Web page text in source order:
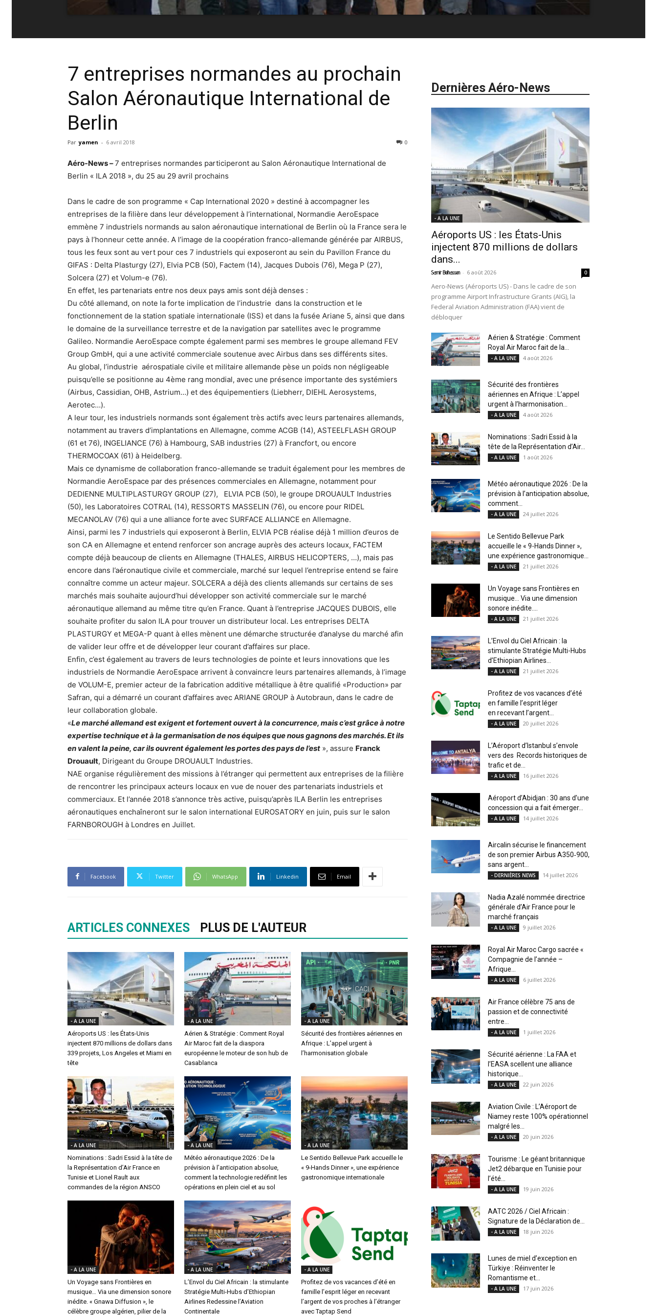
7 entreprises normandes au prochain
Salon Aéronautique International de
Berlin
Par yamen - 6 avril 2018 0
Aéro-News –7 entreprises normandes participeront au Salon Aéronautique International de
Berlin « ILA 2018 », du 25 au 29 avril prochains
Dans le cadre de son programme « Cap International 2020 » destiné à accompagner les
entreprises de la filière dans leur développement à l’international, Normandie AeroEspace
emmène 7 industriels normands au salon aéronautique international de Berlin où la France sera le
pays à l’honneur cette année. A l’image de la coopération franco-allemande générée par AIRBUS,
tous les feux sont au vert pour ces 7 industriels qui exposeront au sein du Pavillon France du
GIFAS : Delta Plasturgy (27), Elvia PCB (50), Factem (14), Jacques Dubois (76), Mega P (27),
Solcera (27) et Volum-e (76).
En effet, les partenariats entre nos deux pays amis sont déjà denses :
Du côté allemand, on note la forte implication de l’industrie dans la construction et le
fonctionnement de la station spatiale internationale (ISS) et dans la fusée Ariane 5, ainsi que dans
le domaine de la surveillance terrestre et de la navigation par satellites avec le programme
Galileo. Normandie AeroEspace compte également parmi ses membres le groupe allemand FEV
Group GmbH, qui a une activité commerciale soutenue avec Airbus dans ses différents sites.
Au global, l’industrie aérospatiale civile et militaire allemande pèse un poids non négligeable
puisqu’elle se positionne au 4ème rang mondial, avec une présence importante des systémiers
(Airbus, Cassidian, OHB, Astrium…) et des équipementiers (Liebherr, DIEHL Aerosystems,
Aerotec…).
A leur tour, les industriels normands sont également très actifs avec leurs partenaires allemands,
notamment au travers d’implantations en Allemagne, comme ACGB (14), ASTEELFLASH GROUP
(61 et 76), INGELIANCE (76) à Hambourg, SAB industries (27) à Francfort, ou encore
THERMOCOAX (61) à Heidelberg.
Mais ce dynamisme de collaboration franco-allemande se traduit également pour les membres de
Normandie AeroEspace par des présences commerciales en Allemagne, notamment pour
DEDIENNE MULTIPLASTURGY GROUP (27), ELVIA PCB (50), le groupe DROUAULT Industries
(50), les Laboratoires COTRAL (14), RESSORTS MASSELIN (76), ou encore pour RIDEL
MECANOLAV (76) qui a une alliance forte avec SURFACE ALLIANCE en Allemagne.
Ainsi, parmi les 7 industriels qui exposeront à Berlin, ELVIA PCB réalise déjà 1 million d’euros de
son CA en Allemagne et entend renforcer son ancrage auprès des acteurs locaux, FACTEM
compte déjà beaucoup de clients en Allemagne (THALES, AIRBUS HELICOPTERS, …), mais pas
encore dans l’aéronautique civile et commerciale, marché sur lequel l’entreprise entend se faire
connaître comme un acteur majeur. SOLCERA a déjà des clients allemands sur certains de ses
marchés mais souhaite aujourd’hui développer son activité commerciale sur le marché
aéronautique allemand au même titre qu’en France. Quant à l’entreprise JACQUES DUBOIS, elle
souhaite profiter du salon ILA pour trouver un distributeur local. Les entreprises DELTA
PLASTURGY et MEGA-P quant à elles mènent une démarche structurée d’analyse du marché afin
de valider leur offre et de développer leur courant d’affaires sur place.
Enfin, c’est également au travers de leurs technologies de pointe et leurs innovations que les
industriels de Normandie AeroEspace arrivent à convaincre leurs partenaires allemands, à l’image
de VOLUM-E, premier acteur de la fabrication additive métallique à être qualifié «Production» par
Safran, qui a démarré un courant d’affaires avec ARIANE GROUP à Autobraun, dans le cadre de
leur collaboration globale.
«Le marché allemand est exigent et fortement ouvert à la concurrence, mais c’est grâce à notre
expertise technique et à la germanisation de nos équipes que nous gagnons des marchés. Et ils
en valent la peine, car ils ouvrent également les portes des pays de l’est », assure Franck
Drouault, Dirigeant du Groupe DROUAULT Industries.
NAE organise régulièrement des missions à l’étranger qui permettent aux entreprises de la filière
de rencontrer les principaux acteurs locaux en vue de nouer des partenariats industriels et
commerciaux. Et l’année 2018 s’annonce très active, puisqu’après ILA Berlin les entreprises
aéronautiques enchaîneront sur le salon international EUROSATORY en juin, puis sur le salon
FARNBOROUGH à Londres en Juillet.
Facebook Twitter WhatsApp Linkedin Email
ARTICLES CONNEXES PLUS DE L'AUTEUR
- A LA UNE
Aéroports US : les États-Unis
injectent 870 millions de dollars dans
339 projets, Los Angeles et Miami en
tête
- A LA UNE
Aérien & Stratégie : Comment Royal
Air Maroc fait de la diaspora
européenne le moteur de son hub de
Casablanca
- A LA UNE
Sécurité des frontières aériennes en
Afrique : L’appel urgent à
l’harmonisation globale
- A LA UNE
Nominations : Sadri Essid à la tête de
la Représentation d’Air France en
Tunisie et Lionel Rault aux
commandes de la région ANSCO
- A LA UNE
Météo aéronautique 2026 : De la
prévision à l’anticipation absolue,
comment la technologie redéfinit les
opérations en plein ciel et au sol
- A LA UNE
Le Sentido Bellevue Park accueille le
« 9-Hands Dinner », une expérience
gastronomique internationale
- A LA UNE
Un Voyage sans Frontières en
musique… Via une dimension sonore
inédite. « Gnawa Diffusion », le
célèbre groupe algérien, pilier de la
- A LA UNE
L’Envol du Ciel Africain : la stimulante
Stratégie Multi-Hubs d’Ethiopian
Airlines Redessine l’Aviation
Continentale
- A LA UNE
Profitez de vos vacances d’été en
famille l’esprit léger en recevant
l’argent de vos proches à l’étranger
avec Taptap Send
Dernières Aéro-News
- A LA UNE
Aéroports US : les États-Unis
injectent 870 millions de dollars
dans...
Samir Belhassen - 6 août 2026 0
Aero-News (Aéroports US) - Dans le cadre de son
programme Airport Infrastructure Grants (AIG), la
Federal Aviation Administration (FAA) vient de
débloquer
Aérien & Stratégie : Comment
Royal Air Maroc fait de la...
- A LA UNE 4 août 2026
Sécurité des frontières
aériennes en Afrique : L’appel
urgent à l’harmonisation...
- A LA UNE 4 août 2026
Nominations : Sadri Essid à la
tête de la Représentation d’Air...
- A LA UNE 1 août 2026
Météo aéronautique 2026 : De la
prévision à l’anticipation absolue,
comment...
- A LA UNE 24 juillet 2026
Le Sentido Bellevue Park
accueille le « 9-Hands Dinner »,
une expérience gastronomique...
- A LA UNE 21 juillet 2026
Un Voyage sans Frontières en
musique… Via une dimension
sonore inédite....
- A LA UNE 21 juillet 2026
L’Envol du Ciel Africain : la
stimulante Stratégie Multi-Hubs
d’Ethiopian Airlines...
- A LA UNE 21 juillet 2026
Profitez de vos vacances d’été
en famille l’esprit léger
en recevant l’argent...
- A LA UNE 20 juillet 2026
L’Aéroport d’Istanbul s’envole
vers des Records historiques de
trafic et de...
- A LA UNE 16 juillet 2026
Aéroport d’Abidjan : 30 ans d’une
concession qui a fait émerger...
- A LA UNE 14 juillet 2026
Aircalin sécurise le financement
de son premier Airbus A350‑900,
sans argent...
- DERNIÈRES NEWS 14 juillet 2026
Nadia Azalé nommée directrice
générale d’Air France pour le
marché français
- A LA UNE 9 juillet 2026
Royal Air Maroc Cargo sacrée «
Compagnie de l’année –
Afrique...
- A LA UNE 6 juillet 2026
Air France célèbre 75 ans de
passion et de connectivité
entre...
- A LA UNE 1 juillet 2026
Sécurité aérienne : La FAA et
l’EASA scellent une alliance
historique...
- A LA UNE 22 juin 2026
Aviation Civile : L’Aéroport de
Niamey reste 100% opérationnel
malgré les...
- A LA UNE 20 juin 2026
Tourisme : Le géant britannique
Jet2 débarque en Tunisie pour
l’été...
- A LA UNE 19 juin 2026
AATC 2026 / Ciel Africain :
Signature de la Déclaration de...
- A LA UNE 18 juin 2026
Lunes de miel d’exception en
Türkiye : Réinventer le
Romantisme et...
- A LA UNE 17 juin 2026